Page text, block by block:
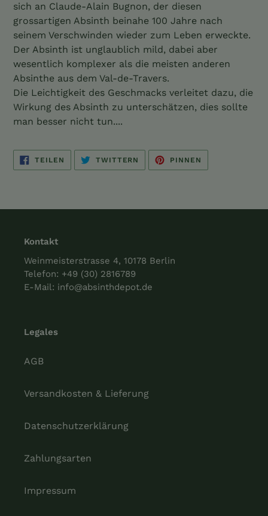
sich an Claude-Alain Bugnon, der diesen
grossartigen Absinth beinahe 100 Jahre nach
seinem Verschwinden wieder zum Leben erweckte.
Der Absinth ist unglaublich mild, dabei aber
wesentlich komplexer als die meisten anderen
Absinthe aus dem Val-de-Travers.
Die Leichtigkeit des Geschmacks verleitet dazu, die
Wirkung des Absinth zu unterschätzen, dies sollte
man besser nicht tun....
TEILEN
FACEBOOK
TEILEN
TWITTERN
TWITTER
TWITTERN
PINNEN
PINNEN
Kontakt
Weinmeisterstrasse 4, 10178 Berlin
Telefon: +49 (30) 2816789
E-Mail: info@absinthdepot.de
Legales
AGB
Versandkosten & Lieferung
Datenschutzerklärung
Zahlungsarten
Impressum